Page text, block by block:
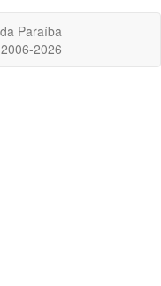
Paraíba
2026